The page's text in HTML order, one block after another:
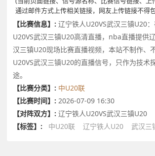
通过邮件方式上传相关链接，网友上传链接不得
【比赛信息】: 辽宁铁人U20VS武汉三镇U20
U20VS武汉三镇U20高清直播，nba直播提供
汉三镇U20现场比赛直播视频，本站不制作、
U20VS武汉三镇U20的直播信号，只作为技术
途。
【比赛分类】: 中U20联
【比赛时间】: 2026-07-09 16:30
【对阵双方】: 辽宁铁人U20VS武汉三镇U20
【标签】:
中U20联 辽宁铁人U20 武汉三